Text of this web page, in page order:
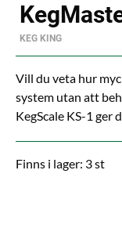
KEG KING
Vill du veta hur
system utan att
KegScale KS-1 ger
Finns i lager: 3 st